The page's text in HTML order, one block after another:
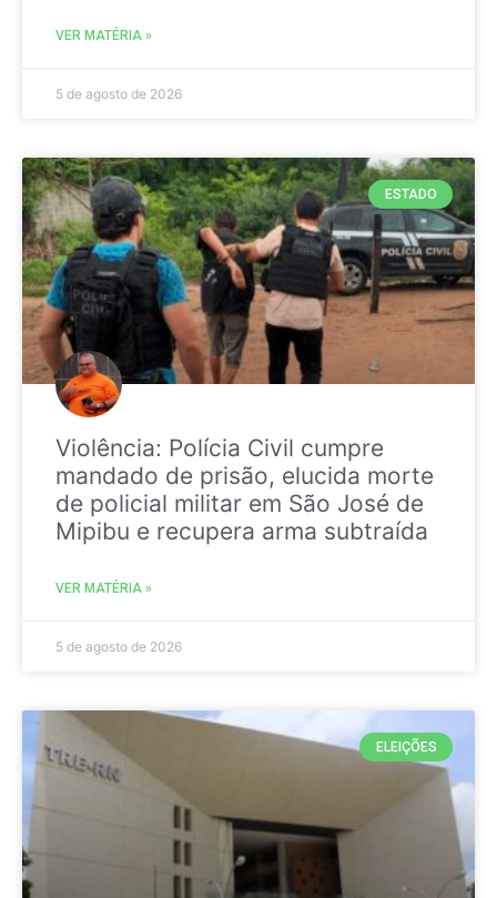
VER MATÉRIA »
5 de agosto de 2026
ESTADO
Violência: Polícia Civil cumpre
mandado de prisão, elucida morte
de policial militar em São José de
Mipibu e recupera arma subtraída
VER MATÉRIA »
5 de agosto de 2026
ELEIÇÕES